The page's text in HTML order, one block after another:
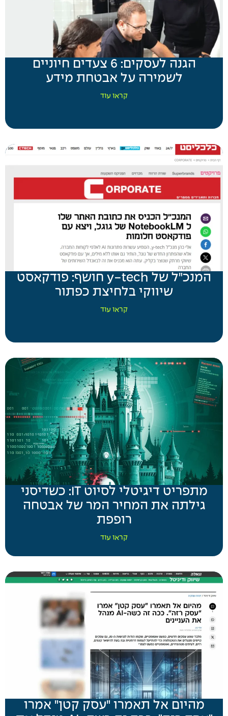
הגנה לעסקים: 6 צעדים חיוניים
לשמירה על אבטחת מידע
קראו עוד
המנכ"ל של y-tech חושף: פודקאסט
שיווקי בלחיצת כפתור
קראו עוד
מתפריט דיגיטלי לסיוט IT: כשדיסני
גילתה את המחיר המר של אבטחה
רופפת
קראו עוד
מהיום אל תאמרו "עסק קטן" אמרו